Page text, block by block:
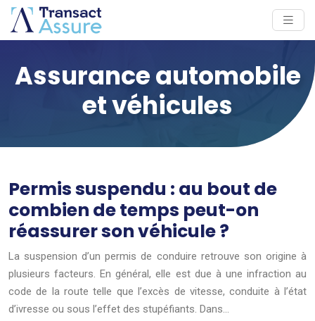
Assurance automobile
et véhicules
Permis suspendu : au bout de
combien de temps peut-on
réassurer son véhicule ?
La suspension d’un permis de conduire retrouve son origine à
plusieurs facteurs. En général, elle est due à une infraction au
code de la route telle que l’excès de vitesse, conduite à l’état
d’ivresse ou sous l’effet des stupéfiants. Dans…